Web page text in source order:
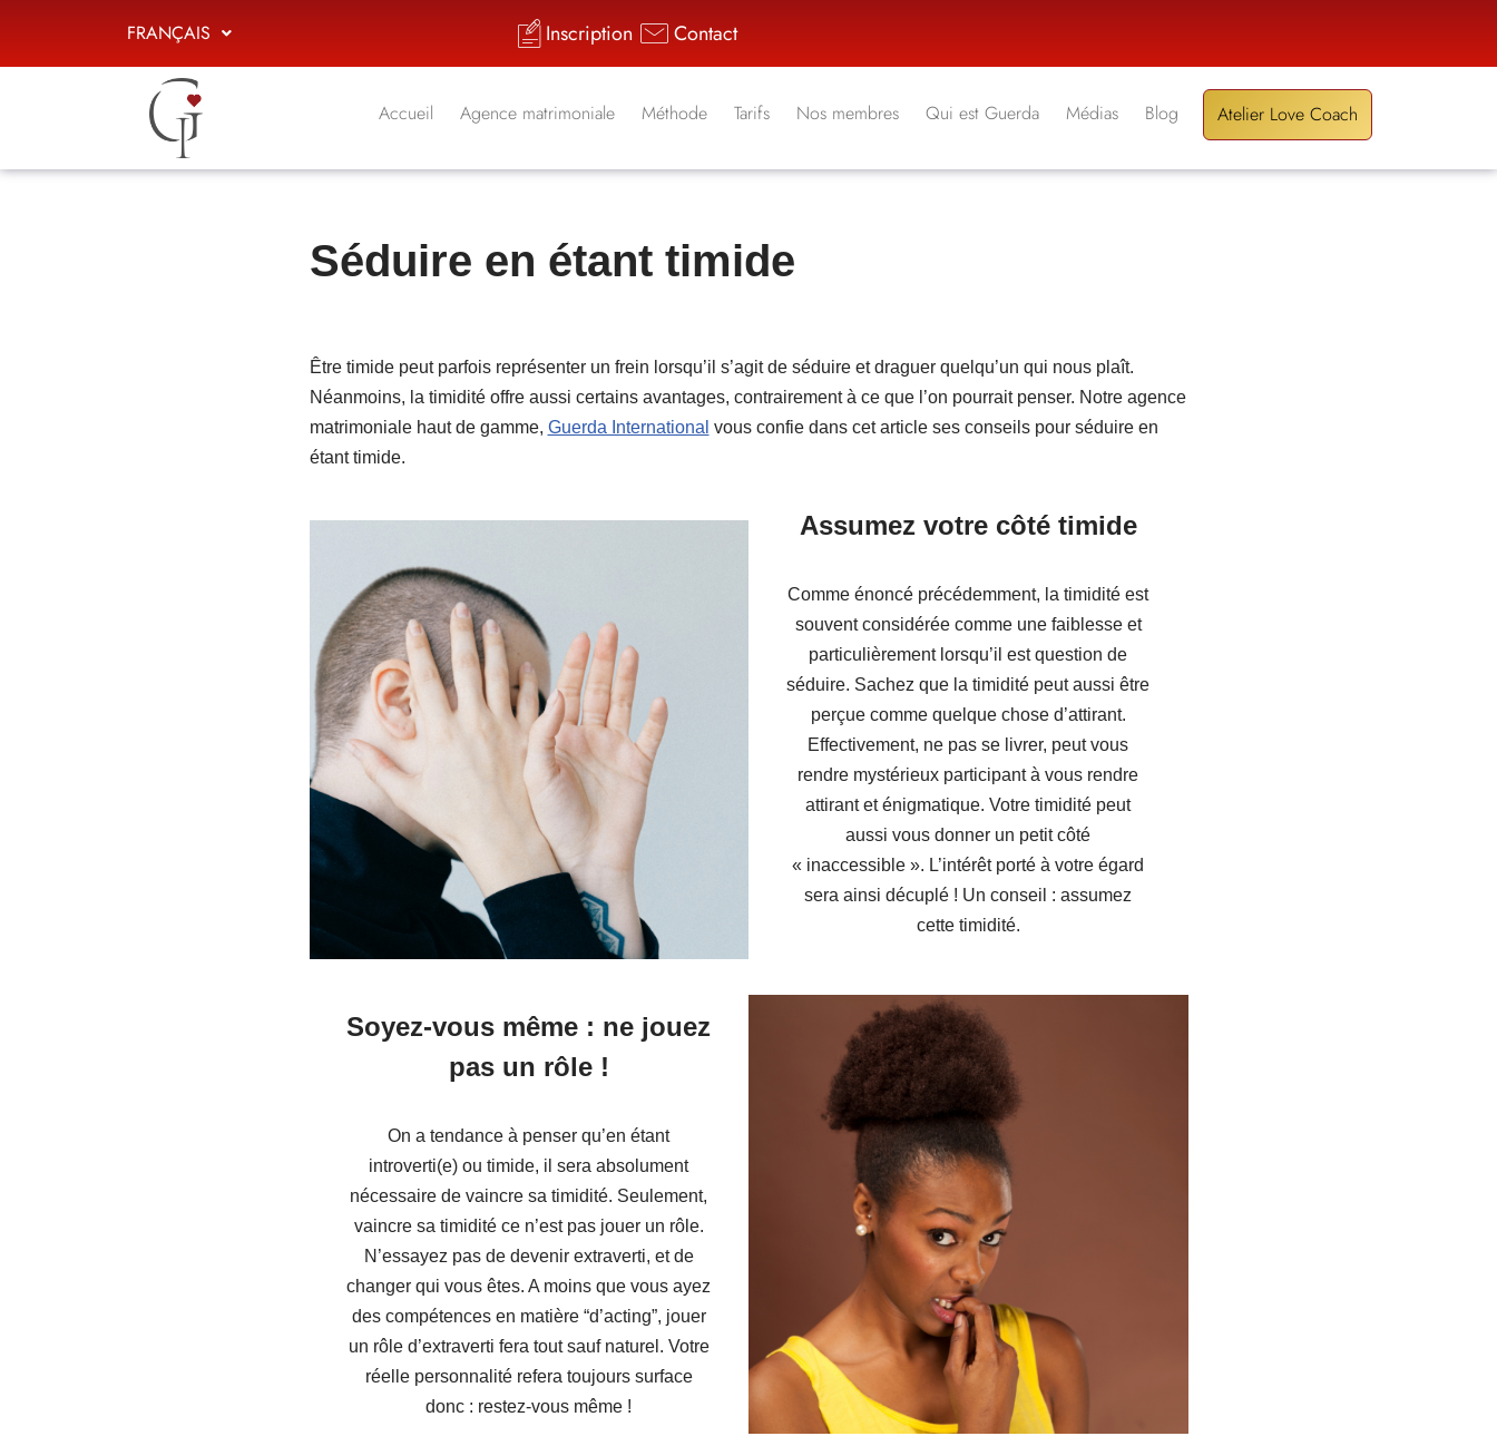
FRANÇAIS Inscription Contact
Accueil Agence matrimoniale Méthode Tarifs Nos membres Qui est Guerda Médias Blog Atelier Love Coach
Séduire en étant timide
Être timide peut parfois représenter un frein lorsqu’il s’agit de séduire et draguer quelqu’un qui nous plaît.
Néanmoins, la timidité offre aussi certains avantages, contrairement à ce que l’on pourrait penser. Notre agence
matrimoniale haut de gamme, Guerda International vous confie dans cet article ses conseils pour séduire en
étant timide.
Assumez votre côté timide
Comme énoncé précédemment, la timidité est
souvent considérée comme une faiblesse et
particulièrement lorsqu’il est question de
séduire. Sachez que la timidité peut aussi être
perçue comme quelque chose d’attirant.
Effectivement, ne pas se livrer, peut vous
rendre mystérieux participant à vous rendre
attirant et énigmatique. Votre timidité peut
aussi vous donner un petit côté
« inaccessible ». L’intérêt porté à votre égard
sera ainsi décuplé ! Un conseil : assumez
cette timidité.
Soyez-vous même : ne jouez
pas un rôle !
On a tendance à penser qu’en étant
introverti(e) ou timide, il sera absolument
nécessaire de vaincre sa timidité. Seulement,
vaincre sa timidité ce n’est pas jouer un rôle.
N’essayez pas de devenir extraverti, et de
changer qui vous êtes. A moins que vous ayez
des compétences en matière “d’acting”, jouer
un rôle d’extraverti fera tout sauf naturel. Votre
réelle personnalité refera toujours surface
donc : restez-vous même !